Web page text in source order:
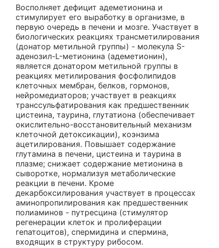
Восполняет дефицит адеметионина и
стимулирует его выработку в организме, в
первую очередь в печени и мозге. Участвует в
биологических реакциях трансметилирования
(донатор метильной группы) - молекула S-
аденозил-L-метионина (адеметионин),
является донатором метильной группы в
реакциях метилирования фосфолипидов
клеточных мембран, белков, гормонов,
нейромедиаторов; участвует в реакциях
транссульфатирования как предшественник
цистеина, таурина, глутатиона (обеспечивает
окислительно-восстановительный механизм
клеточной детоксикации), коэнзима
ацетилирования. Повышает содержание
глутамина в печени, цистеина и таурина в
плазме; снижает содержание метионина в
сыворотке, нормализуя метаболические
реакции в печени. Кроме
декарбоксилирования участвует в процессах
аминопропилирования как предшественник
полиаминов - путресцина (стимулятор
регенерации клеток и пролиферации
гепатоцитов), спермидина и спермина,
входящих в структуру рибосом.